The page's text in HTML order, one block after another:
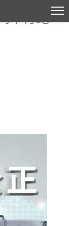
中行纪